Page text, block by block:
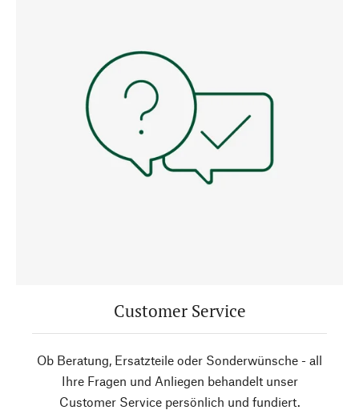
Customer Service
Ob Beratung, Ersatzteile oder Sonderwünsche - all
Ihre Fragen und Anliegen behandelt unser
Customer Service persönlich und fundiert.